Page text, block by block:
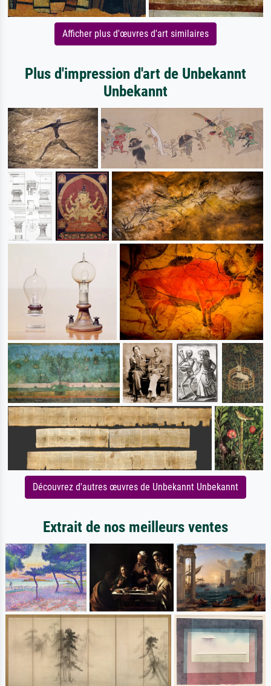
Afficher plus d'œuvres d'art similaires
Plus d'impression d'art de Unbekannt
Unbekannt
Découvrez d'autres œuvres de Unbekannt Unbekannt
Extrait de nos meilleurs ventes